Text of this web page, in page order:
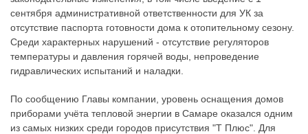
сентября административной ответственности для УК за
отсутствие паспорта готовности дома к отопительному сезону.
Среди характерных нарушений - отсутствие регуляторов
температуры и давления горячей воды, непроведение
гидравлических испытаний и наладки.
По сообщению Главы компании, уровень оснащения домов
приборами учёта тепловой энергии в Самаре оказался одним
из самых низких среди городов присутствия "Т Плюс". Для